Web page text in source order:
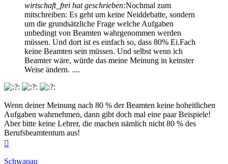
wirtschaft_frei hat geschrieben:Nochmal zum
mitschreiben: Es geht um keine Neiddebatte, sondern
um die grundsätzliche Frage welche Aufgaben
unbedingt von Beamten wahrgenommen werden
müssen. Und dort ist es einfach so, dass 80% Ei.Fach
keine Beamten sein müssen. Und selbst wenn ich
Beamter wäre, würde das meine Meinung in keinster
Weise ändern. ....
Wenn deiner Meinung nach 80 % der Beamten keine hoheitlichen
Aufgaben wahrnehmen, dann gibt doch mal eine paar Beispiele!
Aber bitte keine Lehrer, die machen nämlich nicht 80 % des
Berufsbeamtentum aus!
Schwapau